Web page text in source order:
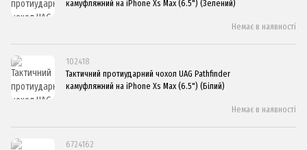
камуфляжний на iPhone Xs Max (6.5") (Зелений)
Немає в наявності
102418
Тактичний протиударний чохол UAG Pathfinder
камуфляжний на iPhone Xs Max (6.5") (Білий)
Немає в наявності
6724162